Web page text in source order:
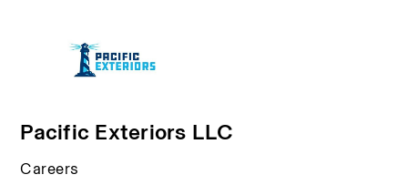
Pacific Exteriors LLC
Careers